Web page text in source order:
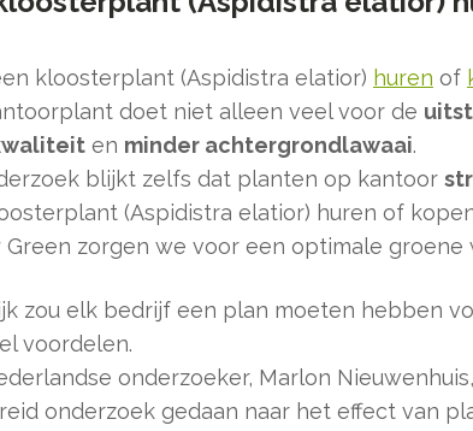
kloosterplant (Aspidistra elatior) huren of
doet niet alleen veel voor de
en minder achtergrondlawaai.
blijkt zelfs dat planten op kantoor
(Aspidistra elatior) huren of
Green zorgen we voor een optimale groene
zou elk bedrijf een plan moeten hebben
voordelen.
onderzoeker, Marlon
onderzoek gedaan naar het effect van